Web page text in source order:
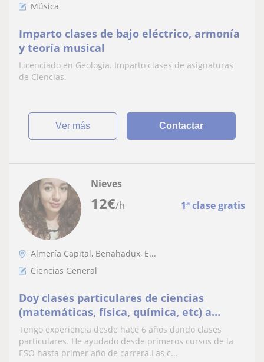
Música
Imparto clases de bajo eléctrico, armonía
y teoría musical
Licenciado en Geología. Imparto clases de asignaturas
de Ciencias.
ver más Contactar
12€/h 1ª clase gratis
Nieves
Almería Capital, Benahadux, E...
Ciencias General
Doy clases particulares de ciencias
(matemáticas, física, química, etc) a
diversos niveles y adaptando la clase a
que al alumno se encuentre en un
ambiente cómodo y activo
Tengo experiencia desde hace 6 años dando clases
particulares. He ayudado desde primeros cursos de la
ESO hasta primer año de carrera.Las c...